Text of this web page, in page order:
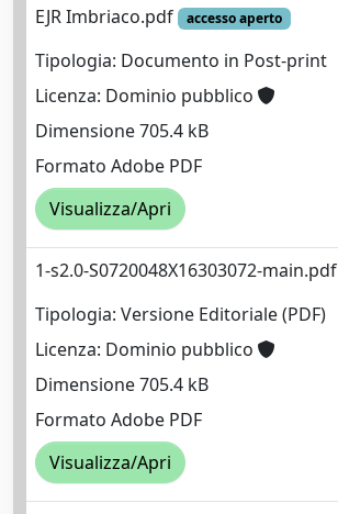
EJR Imbriaco.pdf
accesso aperto
Tipologia: Documento in Post-print
Licenza: Dominio pubblico
Dimensione 705.4 kB
Formato Adobe PDF
Visualizza/Apri
1-s2.0-S0720048X16303072-main.pdf
Tipologia: Versione Editoriale (PDF)
Licenza: Dominio pubblico
Dimensione 705.4 kB
Formato Adobe PDF
Visualizza/Apri